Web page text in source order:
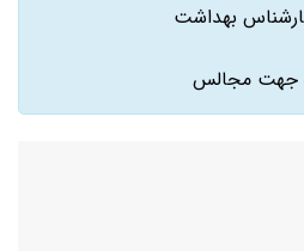
بهداشت
جهت مجالس